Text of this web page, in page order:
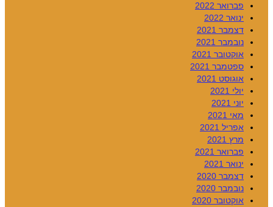
פברואר 2022
ינואר 2022
דצמבר 2021
נובמבר 2021
אוקטובר 2021
ספטמבר 2021
אוגוסט 2021
יולי 2021
יוני 2021
מאי 2021
אפריל 2021
מרץ 2021
פברואר 2021
ינואר 2021
דצמבר 2020
נובמבר 2020
אוקטובר 2020